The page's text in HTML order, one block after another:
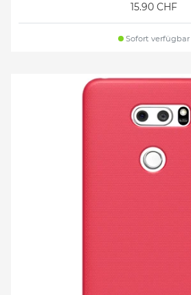
15.90 CHF
Sofort verfügbar